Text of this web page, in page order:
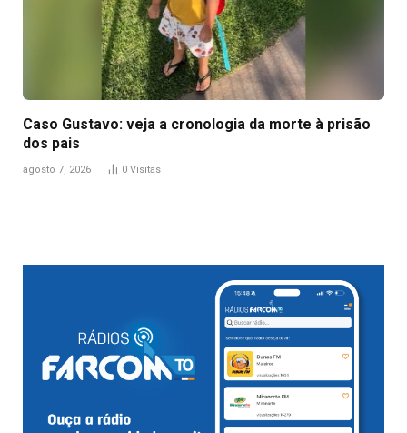
Caso Gustavo: veja a cronologia da morte à prisão
dos pais
agosto 7, 2026 0 Visitas